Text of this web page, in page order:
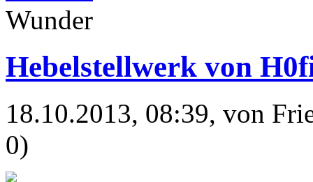
Wunder
Hebelstellwerk von
18.10.2013, 08:39, von
0)